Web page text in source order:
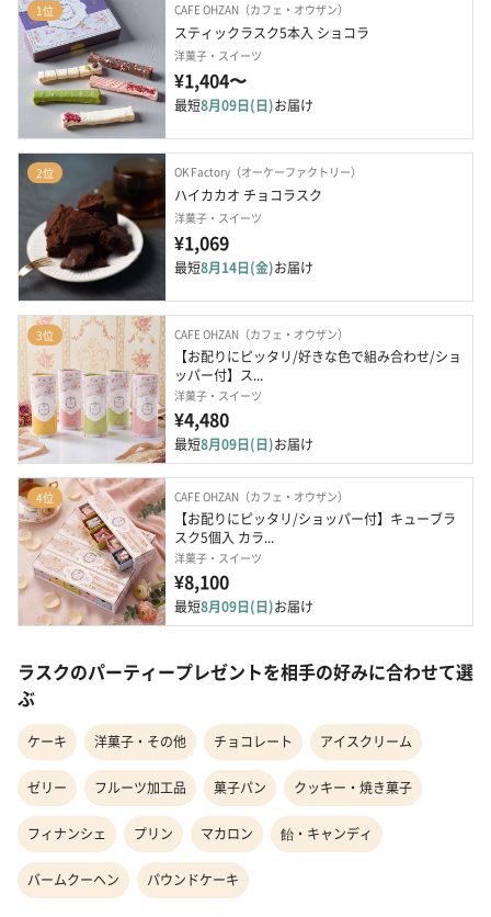
1位 CAFE OHZAN（カフェ・オウザン）
スティックラスク5本入 ショコラ
洋菓子・スイーツ
¥1,404〜
最短8月09日(日)お届け
2位 OK Factory（オーケーファクトリー）
ハイカカオ チョコラスク
洋菓子・スイーツ
¥1,069
最短8月14日(金)お届け
3位 CAFE OHZAN（カフェ・オウザン）
【お配りにピッタリ/好きな色で組み合わせ/ショ
ッパー付】ス...
洋菓子・スイーツ
¥4,480
最短8月09日(日)お届け
4位 CAFE OHZAN（カフェ・オウザン）
【お配りにピッタリ/ショッパー付】キューブラ
スク5個入 カラ...
洋菓子・スイーツ
¥8,100
最短8月09日(日)お届け
ラスクのパーティープレゼントを相手の好みに合わせて選
ぶ
ケーキ 洋菓子・その他 チョコレート アイスクリーム
ゼリー フルーツ加工品 菓子パン クッキー・焼き菓子
フィナンシェ プリン マカロン 飴・キャンディ
バームクーヘン パウンドケーキ